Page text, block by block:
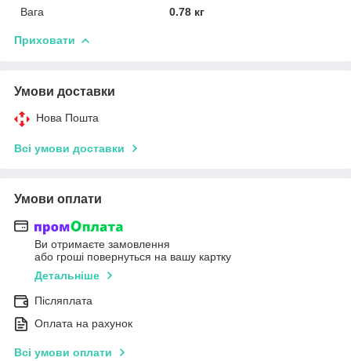
Вага
0.78 кг
Приховати
Умови доставки
Нова Пошта
Всі умови доставки
Умови оплати
Ви отримаєте замовлення
або гроші повернуться на вашу картку
Детальніше
Післяплата
Оплата на рахунок
Всі умови оплати